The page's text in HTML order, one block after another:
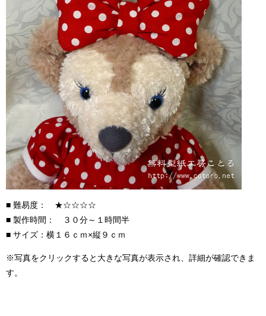
■ 難易度： ★☆☆☆☆
■ 製作時間： ３０分～１時間半
■ サイズ：横１６ｃｍ×縦９ｃｍ
※写真をクリックすると大きな写真が表示され、詳細が確認できま
す。